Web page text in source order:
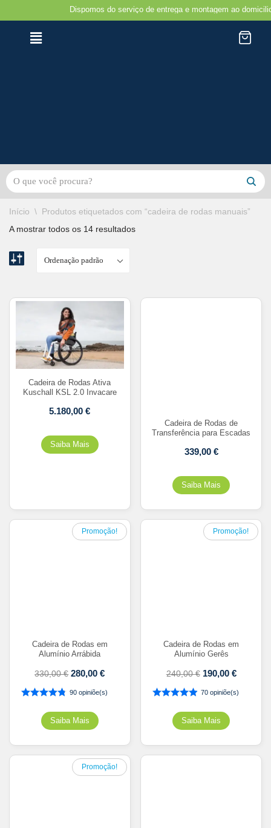
Avançar
Dispomos do serviço de entrega e montagem ao domicilio na
Início \ Produtos etiquetados com “cadeira de rodas manuais”
A mostrar todos os 14 resultados
Cadeira de Rodas Ativa
Kuschall KSL 2.0 Invacare
5.180,00€
Cadeira de Rodas de
Transferência para Escadas
339,00 €
Promoção!
Cadeira de Rodas em
Alumínio Arrábida
330,00€ 280,00€
90 opiniõe(s)
Promoção!
Cadeira de Rodas em
Alumínio Gerês
240,00€ 190,00 €
70 opiniõe(s)
Promoção!